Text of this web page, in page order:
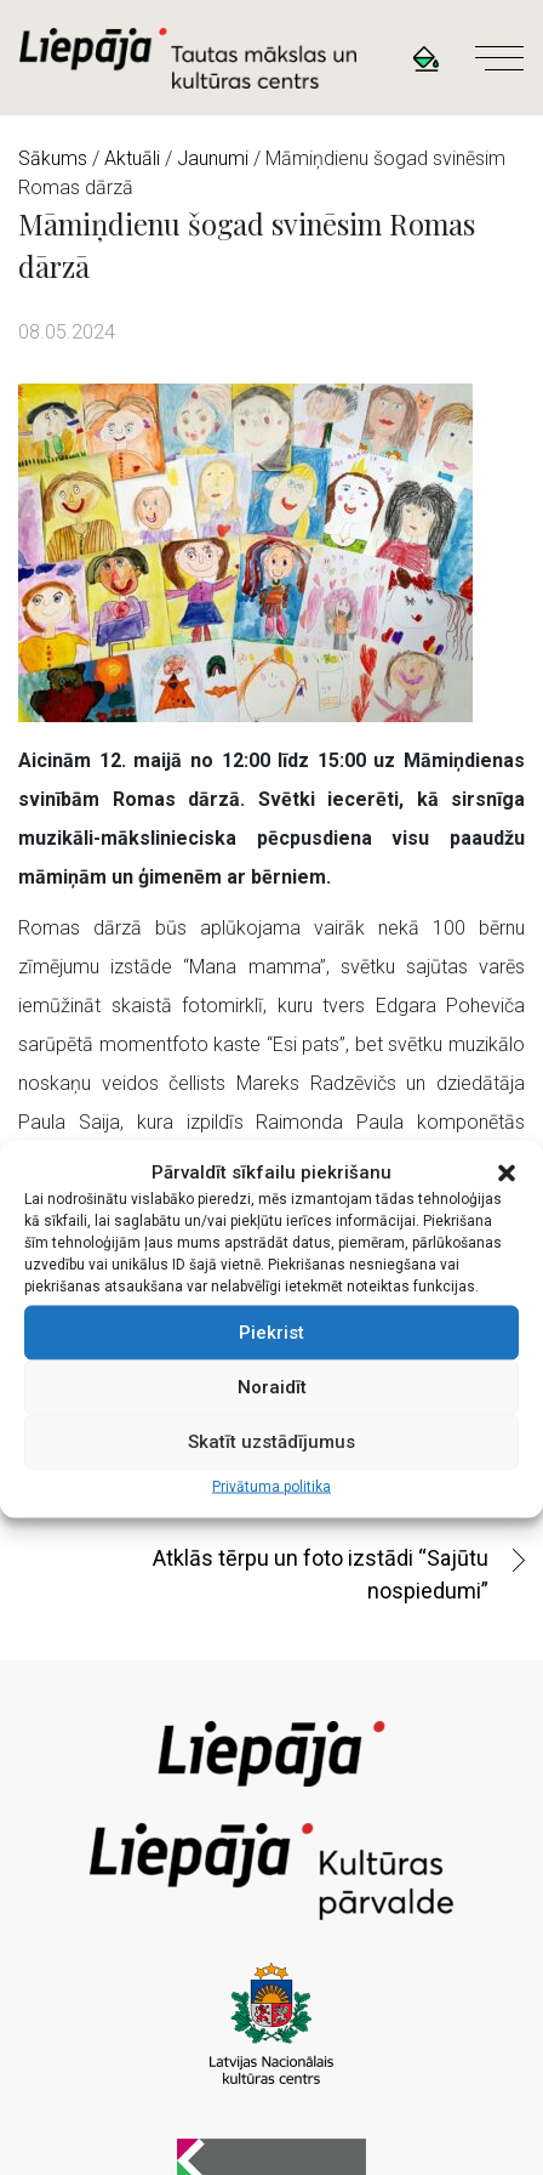
Pārvaldīt sīkfailu piekrišanu
Lai nodrošinātu vislabāko pieredzi, mēs izmantojam tādas tehnoloģijas
kā sīkfaili, lai saglabātu un/vai piekļūtu ierīces informācijai. Piekrišana
šīm tehnoloģijām ļaus mums apstrādāt datus, piemēram, pārlūkošanas
uzvedību vai unikālus ID šajā vietnē. Piekrišanas nesniegšana vai
piekrišanas atsaukšana var nelabvēlīgi ietekmēt noteiktas funkcijas.
Piekrist
Noraidīt
Skatīt uzstādījumus
Privātuma politika
Sākums / Aktuāli / Jaunumi / Māmiņdienu šogad svinēsim
Romas dārzā
Māmiņdienu šogad svinēsim Romas
dārzā
08.05.2024
Aicinām 12. maijā no 12:00 līdz 15:00 uz Māmiņdienas
svinībām Romas dārzā. Svētki iecerēti, kā sirsnīga
muzikāli-mākslinieciska pēcpusdiena visu paaudžu
māmiņām un ģimenēm ar bērniem.
Romas dārzā būs aplūkojama vairāk nekā 100 bērnu
zīmējumu izstāde “Mana mamma”, svētku sajūtas varēs
iemūžināt skaistā fotomirklī, kuru tvers Edgara Poheviča
sarūpētā momentfoto kaste “Esi pats”, bet svētku muzikālo
noskaņu veidos čellists Mareks Radzēvičs un dziedātāja
Paula Saija, kura izpildīs Raimonda Paula komponētās
melodijas. Svinības ar sirsnīgām dziesmām kulpinās arī
Liepājas Tautas mākslas un kultūras centra vokālais
ansamblis “Šokolāde” Daigas Ozolas vadībā. Svētku
pasākuma vadītājs – Liepājas teātra aktieris Kaspars
Kārkliņš.
Laipni aicināti! Visas aktivitātes ir bez maksas.
Atklās tērpu un foto izstādi “Sajūtu
nospiedumi”